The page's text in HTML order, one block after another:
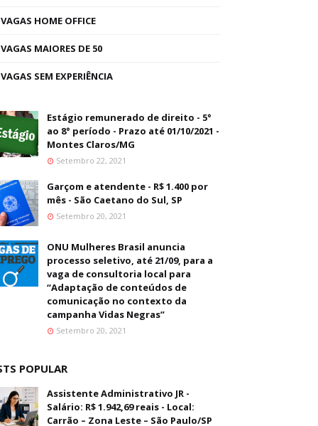
VAGAS HOME OFFICE
VAGAS MAIORES DE 50
VAGAS SEM EXPERIÊNCIA
Estágio remunerado de direito - 5°
ao 8° período - Prazo até 01/10/2021 -
Montes Claros/MG
Setembro 22, 2021
Garçom e atendente - R$ 1.400 por
mês - São Caetano do Sul, SP
Setembro 20, 2021
ONU Mulheres Brasil anuncia
processo seletivo, até 21/09, para a
vaga de consultoria local para
“Adaptação de conteúdos de
comunicação no contexto da
campanha Vidas Negras”
Setembro 20, 2021
POPULAR
Assistente Administrativo JR -
Salário: R$ 1.942,69 reais - Local:
Carrão – Zona Leste – São Paulo/SP